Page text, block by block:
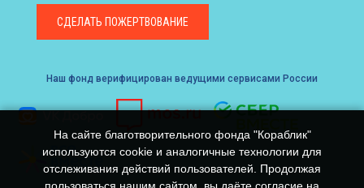
СДЕЛАТЬ ПОЖЕРТВОВАНИЕ
Наш фонд верифицирован ведущими сервисами России
На сайте благотворительного фонда "Кораблик"
используются cookie и аналогичные технологии для
отслеживания действий пользователей. Продолжая